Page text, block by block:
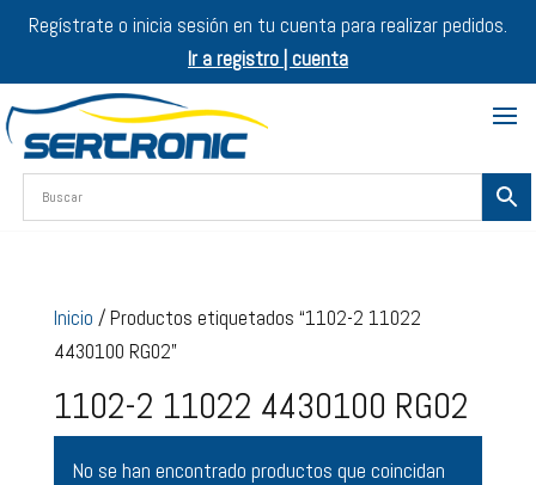
Regístrate o inicia sesión en tu cuenta para realizar pedidos.
Ir a registro | cuenta
Inicio / Productos etiquetados “1102-2 11022
4430100 RG02”
1102-2 11022 4430100 RG02
No se han encontrado productos que coincidan